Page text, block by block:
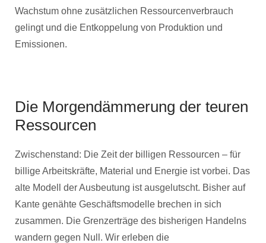
Wachstum ohne zusätzlichen Ressourcenverbrauch
gelingt und die Entkoppelung von Produktion und
Emissionen.
Die Morgendämmerung der teuren
Ressourcen
Zwischenstand: Die Zeit der billigen Ressourcen – für
billige Arbeitskräfte, Material und Energie ist vorbei. Das
alte Modell der Ausbeutung ist ausgelutscht. Bisher auf
Kante genähte Geschäftsmodelle brechen in sich
zusammen. Die Grenzerträge des bisherigen Handelns
wandern gegen Null. Wir erleben die